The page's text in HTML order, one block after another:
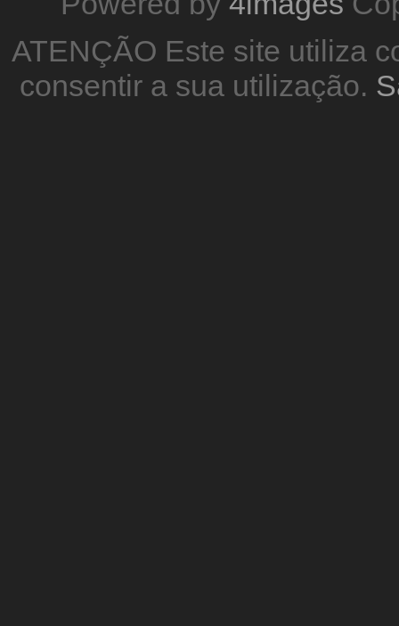
ATENÇÃO Este site utiliza
consentir a sua utilização.